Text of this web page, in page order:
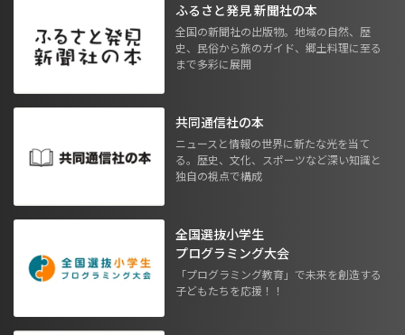
ふるさと発見 新聞社の本
全国の新聞社の出版物。地域の自然、歴
史、民俗から旅のガイド、郷土料理に至る
まで多彩に展開
共同通信社の本
ニュースと情報の世界に新たな光を当て
る。歴史、文化、スポーツなど深い知識と
独自の視点で構成
全国選抜小学生
プログラミング大会
「プログラミング教育」で未来を創造する
子どもたちを応援！！